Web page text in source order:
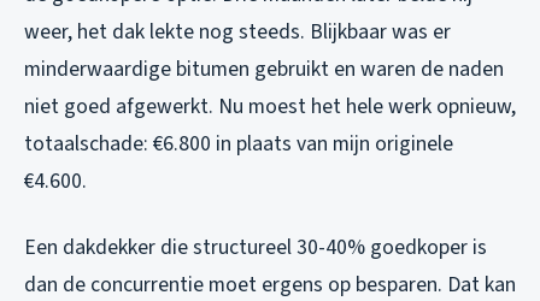
weer, het dak lekte nog steeds. Blijkbaar was er
minderwaardige bitumen gebruikt en waren de naden
niet goed afgewerkt. Nu moest het hele werk opnieuw,
totaalschade: €6.800 in plaats van mijn originele
€4.600.
Een dakdekker die structureel 30-40% goedkoper is
dan de concurrentie moet ergens op besparen. Dat kan